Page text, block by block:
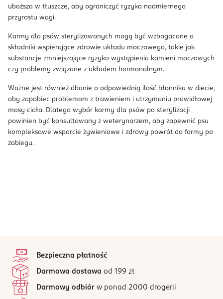
uboższa w tłuszcze, aby ograniczyć ryzyko nadmiernego
przyrostu wagi.
Karmy dla psów sterylizowanych mogą być wzbogacone o
składniki wspierające zdrowie układu moczowego, takie jak
substancje zmniejszające ryzyko wystąpienia kamieni moczowych
czy problemy związane z układem hormonalnym.
Ważne jest również dbanie o odpowiednią ilość błonnika w diecie,
aby zapobiec problemom z trawieniem i utrzymaniu prawidłowej
masy ciała. Dlatego wybór karmy dla psów po sterylizacji
powinien być konsultowany z weterynarzem, aby zapewnić psu
kompleksowe wsparcie żywieniowe i zdrowy powrót do formy po
zabiegu.
Bezpieczna płatność
Darmowa dostawa od 199 zł
Darmowy odbiór w ponad 2000 drogerii